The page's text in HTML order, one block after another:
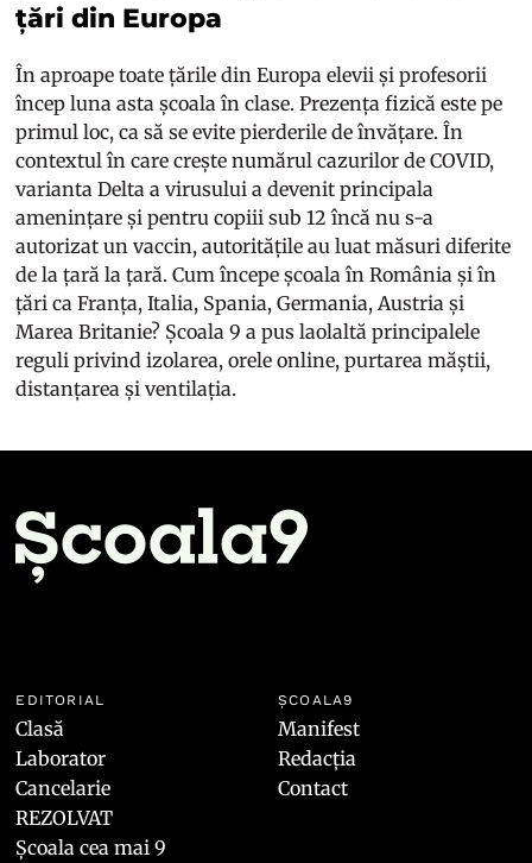
țări din Europa
În aproape toate țările din Europa elevii și profesorii
încep luna asta școala în clase. Prezența fizică este pe
primul loc, ca să se evite pierderile de învățare. În
contextul în care crește numărul cazurilor de COVID,
varianta Delta a virusului a devenit principala
amenințare și pentru copiii sub 12 încă nu s-a
autorizat un vaccin, autoritățile au luat măsuri diferite
de la țară la țară. Cum începe școala în România și în
țări ca Franța, Italia, Spania, Germania, Austria și
Marea Britanie? Școala 9 a pus laolaltă principalele
reguli privind izolarea, orele online, purtarea măștii,
distanțarea și ventilația.
EDITORIAL
Clasă
Laborator
Cancelarie
REZOLVAT
Școala cea mai 9
ȘCOALA9
Manifest
Redacția
Contact